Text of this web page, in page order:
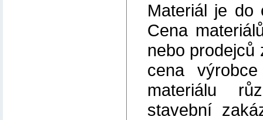
Materiál je do
Cena
nebo prodejců
cena
materiálu
stavební